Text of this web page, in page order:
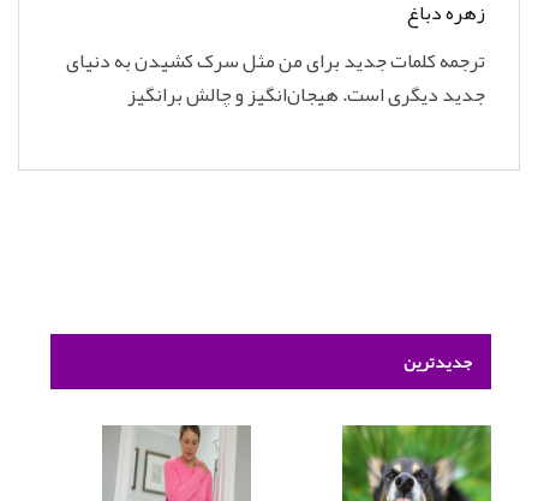
زهره دباغ
ترجمه کلمات جدید برای من مثل سرک کشیدن به دنیای
جدید دیگری است. هیجان‌انگیز و چالش برانگیز
جدیدترین